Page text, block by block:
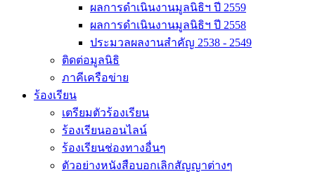
ผลการดำเนินงานมูลนิธิฯ ปี 2559
ผลการดำเนินงานมูลนิธิฯ ปี 2558
ประมวลผลงานสำคัญ 2538 - 2549
ติดต่อมูลนิธิ
ภาคีเครือข่าย
ร้องเรียน
เตรียมตัวร้องเรียน
ร้องเรียนออนไลน์
ร้องเรียนช่องทางอื่นๆ
ตัวอย่างหนังสือบอกเลิกสัญญาต่างๆ